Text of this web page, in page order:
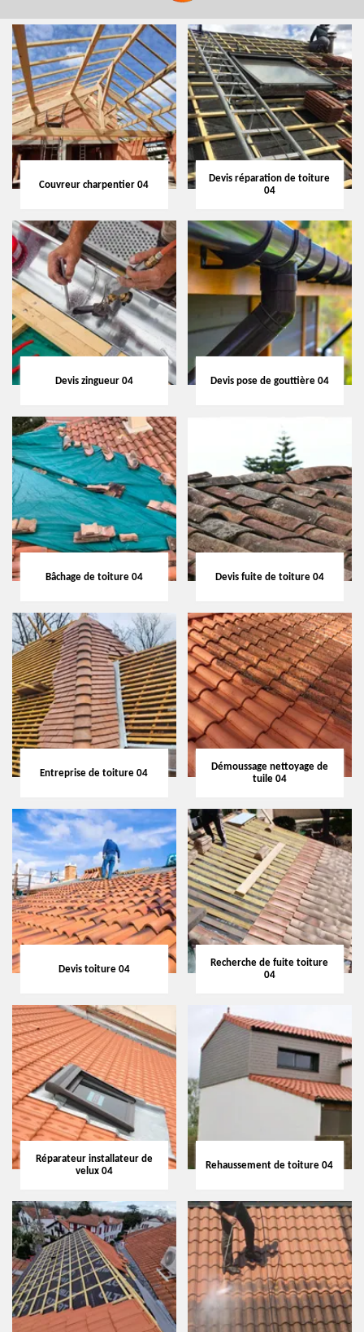
Couvreur charpentier 04
Devis réparation de toiture
04
Devis zingueur 04 Devis pose de gouttière 04
Bâchage de toiture 04 Devis fuite de toiture 04
Entreprise de toiture 04
Démoussage nettoyage de
tuile 04
Devis toiture 04
Recherche de fuite toiture
04
Réparateur installateur de
velux 04
Rehaussement de toiture 04